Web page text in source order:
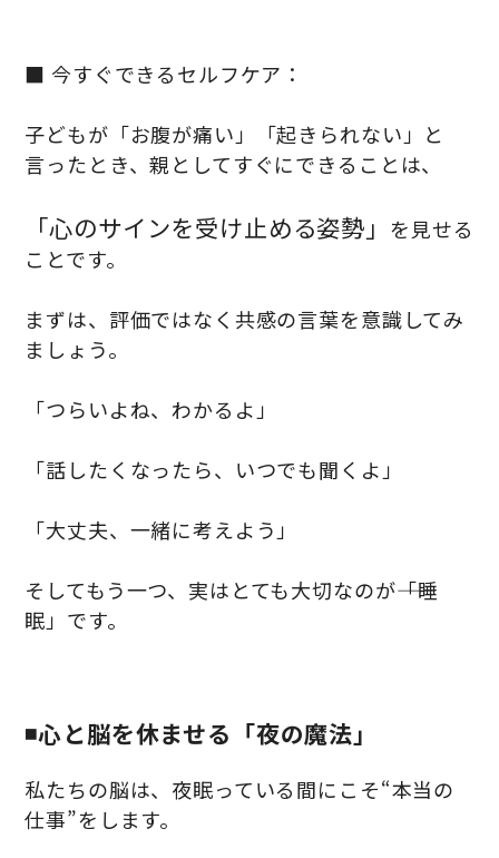
■ 今すぐできるセルフケア：
子どもが「お腹が痛い」「起きられない」と
言ったとき、親としてすぐにできることは、
「心のサインを受け止める姿勢」 を見せる
ことです。
まずは、評価ではなく共感の言葉を意識してみ
ましょう。
「つらいよね、わかるよ」
「話したくなったら、いつでも聞くよ」
「大丈夫、一緒に考えよう」
そしてもう一つ、実はとても大切なのが――「睡
眠」です。
◾️心と脳を休ませる「夜の魔法」
私たちの脳は、夜眠っている間にこそ“本当の
仕事”をします。